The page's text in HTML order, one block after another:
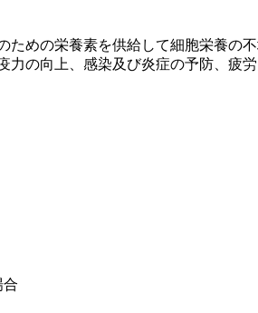
ための栄養素を供給して細胞栄養の
力の向上、感染及び炎症の予防、疲
合